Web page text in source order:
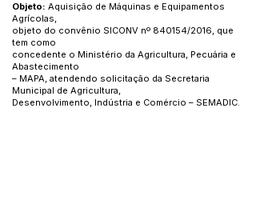
Objeto: Aquisição de Máquinas e Equipamentos
Agrícolas,
objeto do convênio SICONV nº 840154/2016, que
tem como
concedente o Ministério da Agricultura, Pecuária e
Abastecimento
– MAPA, atendendo solicitação da Secretaria
Municipal de Agricultura,
Desenvolvimento, Indústria e Comércio – SEMADIC.